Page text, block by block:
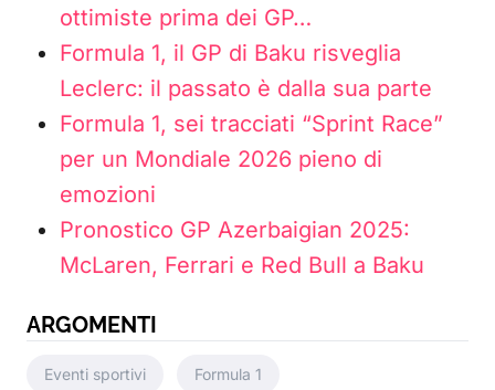
ottimiste prima dei GP…
Formula 1, il GP di Baku risveglia
Leclerc: il passato è dalla sua parte
Formula 1, sei tracciati “Sprint Race”
per un Mondiale 2026 pieno di
emozioni
Pronostico GP Azerbaigian 2025:
McLaren, Ferrari e Red Bull a Baku
ARGOMENTI
Eventi sportivi Formula 1